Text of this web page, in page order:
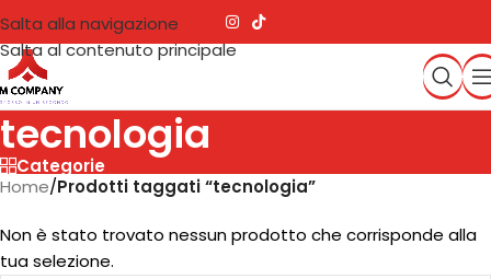
Salta alla navigazione
Salta al contenuto principale
tecnologia
Categorie
Home/Prodotti taggati “tecnologia”
Non è stato trovato nessun prodotto che corrisponde alla
tua selezione.